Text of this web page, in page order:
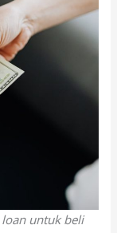
untuk beli
ini
Paling cepat